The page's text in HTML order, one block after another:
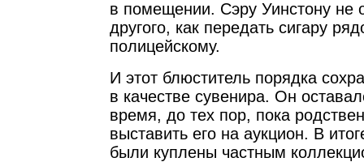
в помещении. Сэру Уинстону не
другого, как передать сигару
полицейскому.
И этот блюститель порядка
в качестве сувенира. Он
время, до тех пор, пока
выставить его на аукцион. В
были куплены частным